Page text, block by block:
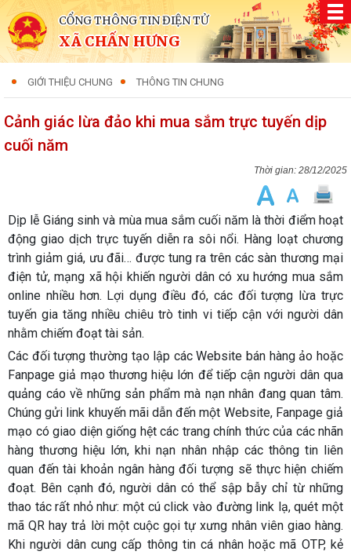
CỔNG THÔNG TIN ĐIỆN TỬ
XÃ CHẤN HƯNG
GIỚI THIỆU CHUNG THÔNG TIN CHUNG
Cảnh giác lừa đảo khi mua sắm trực tuyến dịp
cuối năm
28/12/2025
Dịp lễ Giáng sinh và mùa mua sắm cuối năm là thời điểm hoạt
động giao dịch trực tuyến diễn ra sôi nổi. Hàng loạt chương
trình giảm giá, ưu đãi… được tung ra trên các sàn thương mại
điện tử, mạng xã hội khiến người dân có xu hướng mua sắm
online nhiều hơn. Lợi dụng điều đó, các đối tượng lừa trực
tuyến gia tăng nhiều chiêu trò tinh vi tiếp cận với người dân
nhằm chiếm đoạt tài sản.
Các đối tượng thường tạo lập các Website bán hàng ảo hoặc
Fanpage giả mạo thương hiệu lớn để tiếp cận người dân qua
quảng cáo về những sản phẩm mà nạn nhân đang quan tâm.
Chúng gửi link khuyến mãi dẫn đến một Website, Fanpage giả
mạo có giao diện giống hệt các trang chính thức của các nhãn
hàng thương hiệu lớn, khi nạn nhân nhập các thông tin liên
quan đến tài khoản ngân hàng đối tượng sẽ thực hiện chiếm
đoạt. Bên cạnh đó, người dân có thể sập bẫy chỉ từ những
thao tác rất nhỏ như: một cú click vào đường link lạ, quét một
mã QR hay trả lời một cuộc gọi tự xưng nhân viên giao hàng.
Khi người dân cung cấp thông tin cá nhân hoặc mã OTP, kẻ